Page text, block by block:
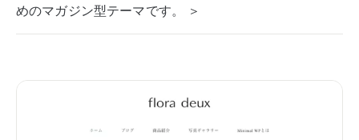
めのマガジン型テーマです。 ＞